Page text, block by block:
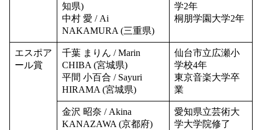
知県)
中村 愛 / Ai
NAKAMURA (三重県)
学2年
桐朋学園大学2年
エスポア
ール賞
千葉 まりん / Marin
CHIBA (宮城県)
平間 小百合 / Sayuri
HIRAMA (宮城県)
仙台市立広瀬小
学校4年
東京音楽大学卒
業
金沢 昭奈 / Akina
KANAZAWA (京都府)
愛知県立芸術大
学大学院修了